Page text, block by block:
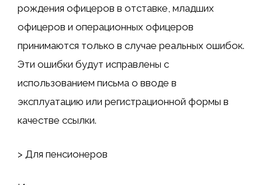
рождения офицеров в отставке, младших
офицеров и операционных офицеров
принимаются только в случае реальных ошибок.
Эти ошибки будут исправлены с
использованием письма о вводе в
эксплуатацию или регистрационной формы в
качестве ссылки.
> Для пенсионеров